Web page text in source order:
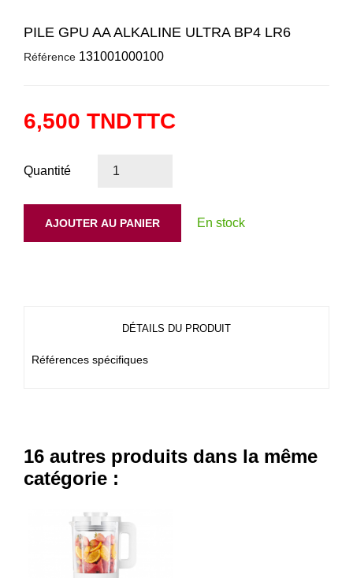
PILE GPU AA ALKALINE ULTRA BP4 LR6
Référence 131001000100
6,500 TNDTTC
Quantité
AJOUTER AU PANIER En stock
DÉTAILS DU PRODUIT
Références spécifiques
16 autres produits dans la même
catégorie :